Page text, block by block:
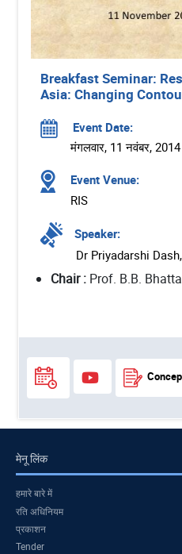
Breakfast Seminar:
Asia: Changing
Event Date:
मंगलवार, 11 नवंबर, 2014
Event Venue:
RIS
Speaker:
Dr Priyadarshi
Chair : Prof. B.B.
मेनू लिंक
हमारे बारे में
रति अधिनियम
प्रकाशन
Tender